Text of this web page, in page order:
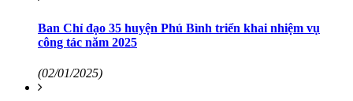
Ban Chỉ đạo 35 huyện Phú Bình triển khai nhiệm vụ
công tác năm 2025
(02/01/2025)